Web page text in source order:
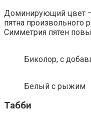
Доминирующий цвет
пятна произвольного
Симметрия пятен
Биколор, с
Белый с рыжим
Табби